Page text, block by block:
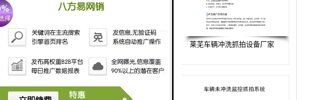
洗系统厂家 菏泽车辆监测系统 莱芜车辆冲洗抓拍设备厂家